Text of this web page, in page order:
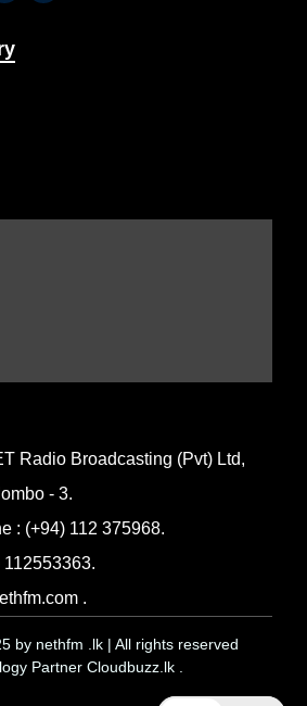
Radio Broadcasting (Pvt) Ltd,
- 3.
: (+94) 112 375968.
112553363.
.
by nethfm .lk | All rights reserved
Partner Cloudbuzz.lk .